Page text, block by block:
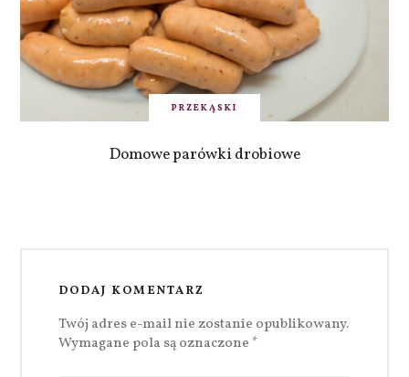
PRZEKĄSKI
Domowe parówki drobiowe
DODAJ KOMENTARZ
Twój adres e-mail nie zostanie opublikowany.
Wymagane pola są oznaczone *